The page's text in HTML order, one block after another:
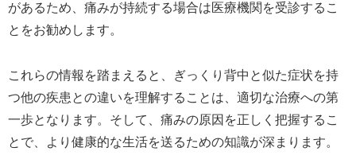
があるため、痛みが持続する場合は医療機関を受診するこ
とをお勧めします。
これらの情報を踏まえると、ぎっくり背中と似た症状を持
つ他の疾患との違いを理解することは、適切な治療への第
一歩となります。そして、痛みの原因を正しく把握するこ
とで、より健康的な生活を送るための知識が深まります。